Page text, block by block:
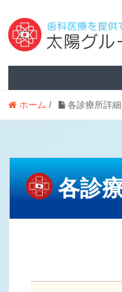
ホーム / 各診療所詳細
各診